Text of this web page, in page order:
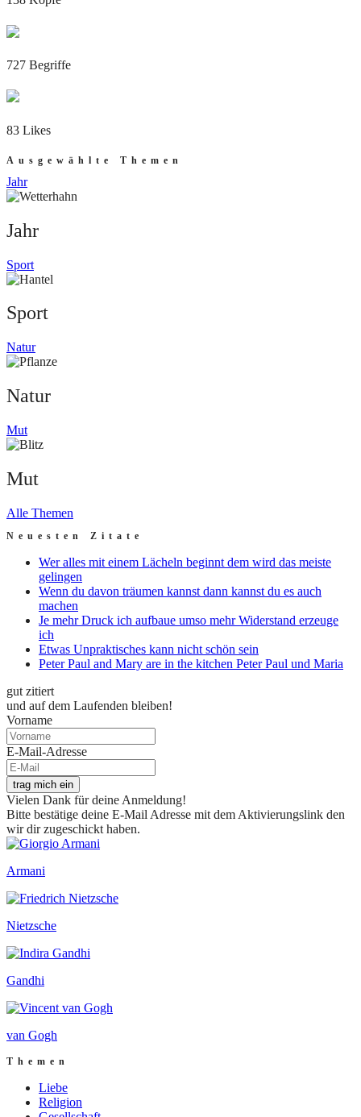
727 Begriffe
83 Likes
Ausgewählte Themen
Jahr
Jahr
Sport
Sport
Natur
Natur
Mut
Mut
Alle Themen
Neuesten Zitate
Wer alles mit einem Lächeln beginnt dem wird das meiste
gelingen
Wenn du davon träumen kannst dann kannst du es auch
machen
Je mehr Druck ich aufbaue umso mehr Widerstand erzeuge
ich
Etwas Unpraktisches kann nicht schön sein
Peter Paul and Mary are in the kitchen Peter Paul und Maria
gut zitiert
und auf dem Laufenden bleiben!
Vorname
E-Mail-Adresse
trag mich ein
Vielen Dank für deine Anmeldung!
Bitte bestätige deine E-Mail Adresse mit dem Aktivierungslink den
wir dir zugeschickt haben.
Armani
Nietzsche
Gandhi
van Gogh
Themen
Liebe
Religion